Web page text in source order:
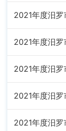
2021年度汨
2021年度汨
2021年度汨
2021年度汨